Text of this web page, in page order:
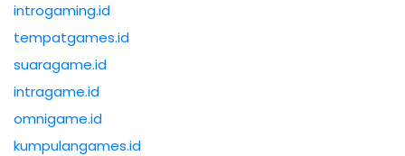
introgaming.id
tempatgames.id
suaragame.id
intragame.id
omnigame.id
kumpulangames.id